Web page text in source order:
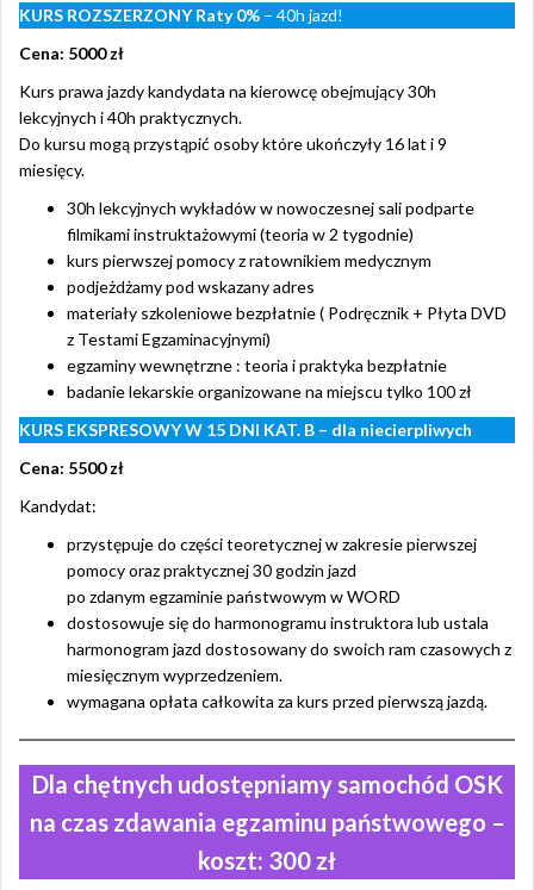
KURS ROZSZERZONY Raty 0% – 40h jazd!
Cena: 5000 zł
Kurs prawa jazdy kandydata na kierowcę obejmujący 30h
lekcyjnych i 40h praktycznych.
Do kursu mogą przystąpić osoby które ukończyły 16 lat i 9
miesięcy.
30h lekcyjnych wykładów w nowoczesnej sali podparte
filmikami instruktażowymi (teoria w 2 tygodnie)
kurs pierwszej pomocy z ratownikiem medycznym
podjeżdżamy pod wskazany adres
materiały szkoleniowe bezpłatnie ( Podręcznik + Płyta DVD
z Testami Egzaminacyjnymi)
egzaminy wewnętrzne : teoria i praktyka bezpłatnie
badanie lekarskie organizowane na miejscu tylko 100 zł
KURS EKSPRESOWY W 15 DNI KAT. B – dla niecierpliwych
Cena: 5500 zł
Kandydat:
przystępuje do części teoretycznej w zakresie pierwszej
pomocy oraz praktycznej 30 godzin jazd
po zdanym egzaminie państwowym w WORD
dostosowuje się do harmonogramu instruktora lub ustala
harmonogram jazd dostosowany do swoich ram czasowych z
miesięcznym wyprzedzeniem.
wymagana opłata całkowita za kurs przed pierwszą jazdą.
Dla chętnych udostępniamy samochód OSK
na czas zdawania egzaminu państwowego –
koszt: 300 zł